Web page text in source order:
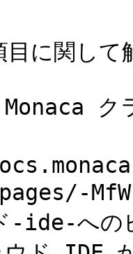
目に関して
ク
-ide-への